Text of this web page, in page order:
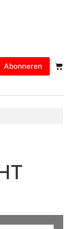
Abonneren